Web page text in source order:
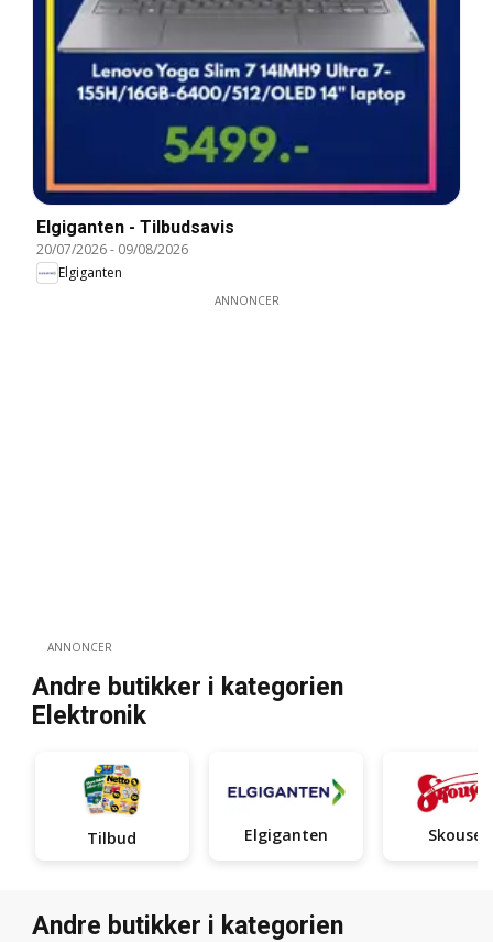
Elgiganten - Tilbudsavis
20/07/2026- 09/08/2026
Elgiganten
ANNONCER
ANNONCER
Andre butikker i kategorien
Elektronik
Tilbud Elgiganten Skousen
Andre butikker i kategorien